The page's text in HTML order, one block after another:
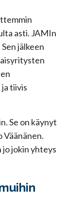
asti. JAMIn
jälkeen
tiivis
Se on käynyt
Väänänen.
jo jokin yhteys